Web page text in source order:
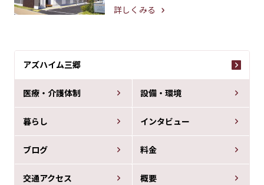
アズハイム三郷
医療・介護体制 設備・環境
暮らし インタビュー
ブログ 料金
交通アクセス 概要
詳しくみる